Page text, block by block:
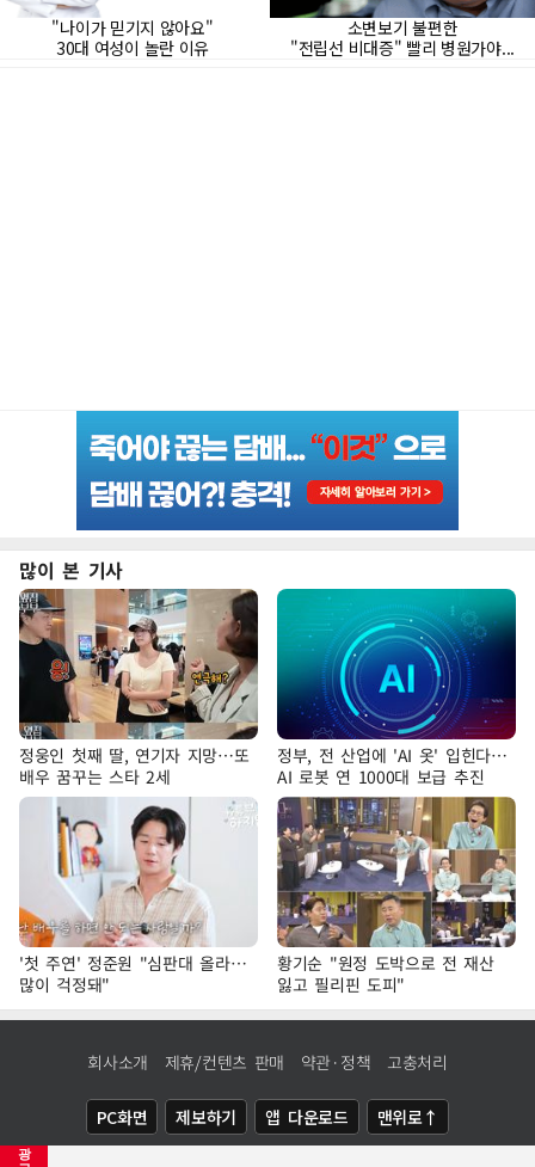
광
많이 본 기사
정웅인 첫째 딸, 연기자 지망…또
배우 꿈꾸는 스타 2세
정부, 전 산업에 'AI 옷' 입힌다…
AI 로봇 연 1000대 보급 추진
'첫 주연' 정준원 "심판대 올라…
많이 걱정돼"
황기순 "원정 도박으로 전 재산
잃고 필리핀 도피"
회사소개 제휴/컨텐츠 판매 약관·정책 고충처리
PC화면 제보하기 앱 다운로드 맨위로↑